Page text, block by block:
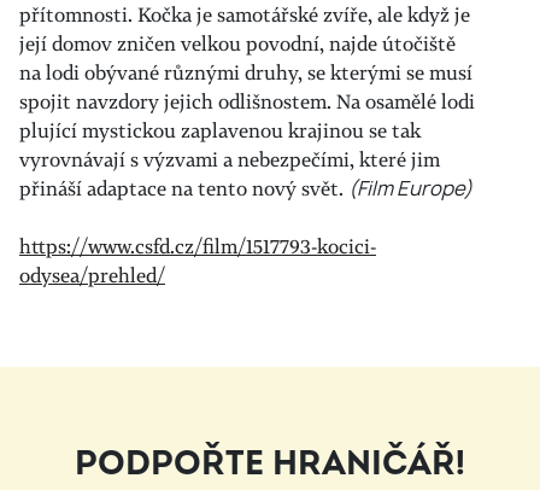
přítomnosti. Kočka je samotářské zvíře, ale když je
její domov zničen velkou povodní, najde útočiště
na lodi obývané různými druhy, se kterými se musí
spojit navzdory jejich odlišnostem. Na osamělé lodi
plující mystickou zaplavenou krajinou se tak
vyrovnávají s výzvami a nebezpečími, které jim
přináší adaptace na tento nový svět. (Film Europe)
https://www.csfd.cz/film/1517793-kocici-
odysea/prehled/
PODPOŘTE HRANIČÁŘ!